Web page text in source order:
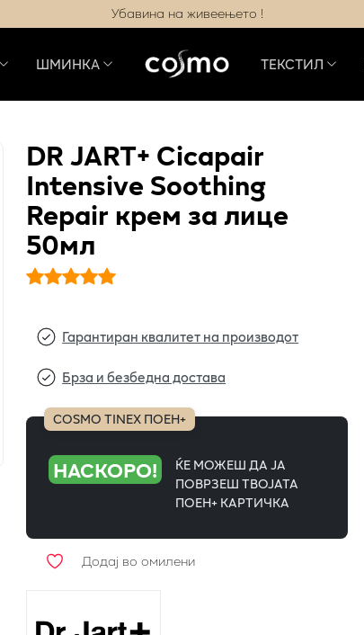
Убавина на живеењето !
ШМИНКА ТЕКСТИЛ
DR JART+ Cicapair
Intensive Soothing
Repair крем за лице
50мл
Гарантиран квалитет на производот
Брза и безбедна достава
COSMO TINEX ПОЕН+
НАСКОРО!
ЌЕ МОЖЕШ ДА ЈА
ПОВРЗЕШ ТВОЈАТА
ПОЕН+ КАРТИЧКА
Додај во омилени